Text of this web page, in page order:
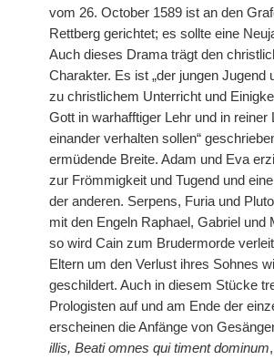
vom 26. October 1589 ist an den
Rettberg gerichtet; es sollte eine
Auch dieses Drama trägt den
Charakter. Es ist „der jungen Jugend
zu christlichem Unterricht und
Gott in warhafftiger Lehr und in reiner
einander verhalten sollen“
ermüdende Breite. Adam und Eva
zur Frömmigkeit und Tugend und
der anderen. Serpens, Furia und
mit den Engeln Raphael, Gabriel und
so wird Cain zum Brudermorde
Eltern um den Verlust ihres Sohnes
geschildert. Auch in diesem Stücke
Prologisten auf und am Ende der
erscheinen die Anfänge von
illis, Beati omnes qui timent dominum